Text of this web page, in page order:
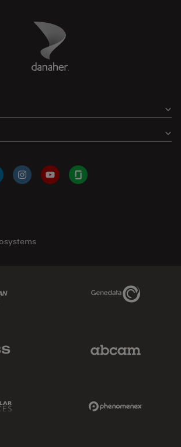
Danaher Logo
InstagramYouTubeGlassdoor
Genedata Link
Devices Link